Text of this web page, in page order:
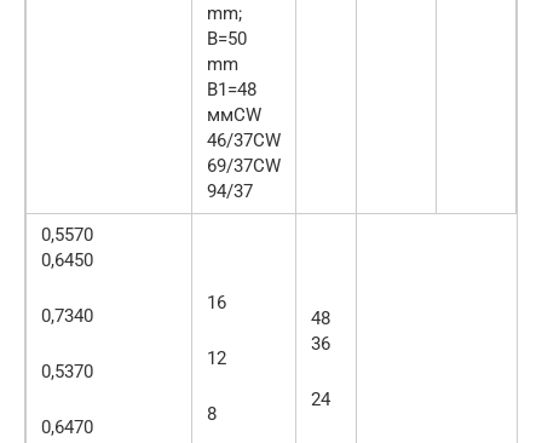
mm;
B=50
mm
B1=48
ммCW
46/37CW
69/37CW
94/37
0,5570
0,6450
0,7340
0,5370
0,6470
16
12
8
48
36
24